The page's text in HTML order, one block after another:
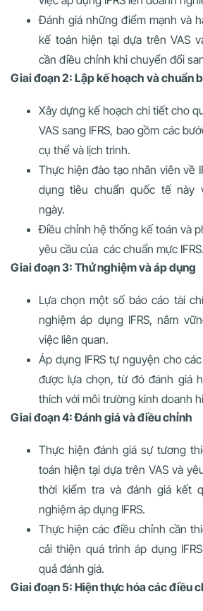
Đánh giá những điểm mạnh và
kế toán hiện tại dựa trên VAS
cần điều chỉnh khi chuyển đổi
Giai đoạn 2: Lập kế hoạch và chuẩn
Xây dựng kế hoạch chi tiết cho
VAS sang IFRS, bao gồm các
cụ thể và lịch trình.
Thực hiện đào tạo nhân viên về
dụng tiêu chuẩn quốc tế này
ngày.
Điều chỉnh hệ thống kế toán và
yêu cầu của các chuẩn mực IFRS.
Giai đoạn 3: Thử nghiệm và áp dụng
Lựa chọn một số báo cáo tài
nghiệm áp dụng IFRS, nắm
việc liên quan.
Áp dụng IFRS tự nguyện cho
được lựa chọn, từ đó đánh giá
thích với môi trường kinh doanh
Giai đoạn 4: Đánh giá và điều chỉnh
Thực hiện đánh giá sự tương
toán hiện tại dựa trên VAS và
thời kiểm tra và đánh giá kết
nghiệm áp dụng IFRS.
Thực hiện các điều chỉnh cần
cải thiện quá trình áp dụng
quả đánh giá.
Giai đoạn 5: Hiện thực hóa các điều